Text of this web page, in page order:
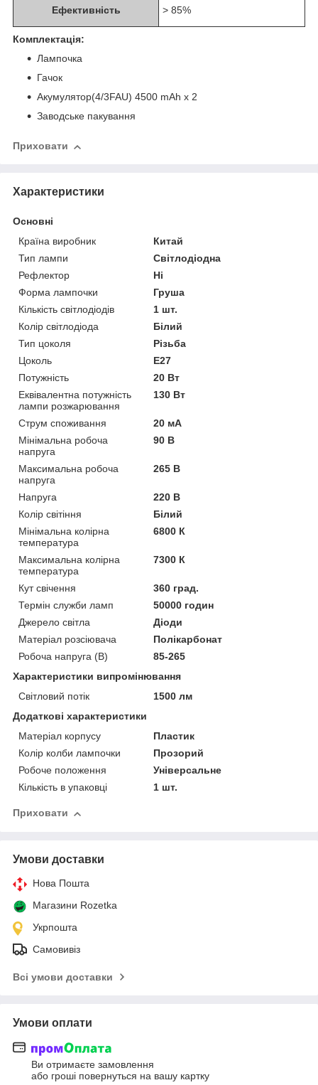
Ефективність > 85%
Комплектація:
Лампочка
Гачок
Акумулятор(4/3FAU) 4500 mAh x 2
Заводське пакування
Приховати
Характеристики
Основні
Країна виробник
Китай
Тип лампи
Світлодіодна
Рефлектор
Ні
Форма лампочки
Груша
Кількість світлодіодів
1 шт.
Колір світлодіода
Білий
Тип цоколя
Різьба
Цоколь
E27
Потужність
20 Вт
Еквівалентна потужність
лампи розжарювання
130 Вт
Струм споживання
20 мА
Мінімальна робоча
напруга
90 В
Максимальна робоча
напруга
265 В
Напруга
220 В
Колір світіння
Білий
Мінімальна колірна
температура
6800 К
Максимальна колірна
температура
7300 К
Кут свічення
360 град.
Термін служби ламп
50000 годин
Джерело світла
Діоди
Матеріал розсіювача
Полікарбонат
Робоча напруга (В)
85-265
Характеристики випромінювання
Світловий потік
1500 лм
Додаткові характеристики
Матеріал корпусу
Пластик
Колір колби лампочки
Прозорий
Робоче положення
Універсальне
Кількість в упаковці
1 шт.
Приховати
Умови доставки
Нова Пошта
Магазини Rozetka
Укрпошта
Самовивіз
Всі умови доставки
Умови оплати
Ви отримаєте замовлення
або гроші повернуться на вашу картку